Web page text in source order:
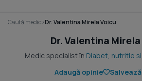
Caută medic›Dr. Valentina Mirela Voicu
Dr. Valentina
Medic specialist în Diabet, nutritie
Adaugă opinie